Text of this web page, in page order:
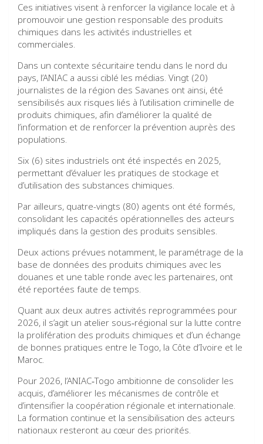
Ces initiatives visent à renforcer la vigilance locale et à
promouvoir une gestion responsable des produits
chimiques dans les activités industrielles et
commerciales.
Dans un contexte sécuritaire tendu dans le nord du
pays, l’ANIAC a aussi ciblé les médias. Vingt (20)
journalistes de la région des Savanes ont ainsi, été
sensibilisés aux risques liés à l’utilisation criminelle de
produits chimiques, afin d’améliorer la qualité de
l’information et de renforcer la prévention auprès des
populations.
Six (6) sites industriels ont été inspectés en 2025,
permettant d’évaluer les pratiques de stockage et
d’utilisation des substances chimiques.
Par ailleurs, quatre-vingts (80) agents ont été formés,
consolidant les capacités opérationnelles des acteurs
impliqués dans la gestion des produits sensibles.
Deux actions prévues notamment, le paramétrage de la
base de données des produits chimiques avec les
douanes et une table ronde avec les partenaires, ont
été reportées faute de temps.
Quant aux deux autres activités reprogrammées pour
2026, il s’agit un atelier sous‑régional sur la lutte contre
la prolifération des produits chimiques et d’un échange
de bonnes pratiques entre le Togo, la Côte d’Ivoire et le
Maroc.
Pour 2026, l’ANIAC‑Togo ambitionne de consolider les
acquis, d’améliorer les mécanismes de contrôle et
d’intensifier la coopération régionale et internationale.
La formation continue et la sensibilisation des acteurs
nationaux resteront au cœur des priorités.